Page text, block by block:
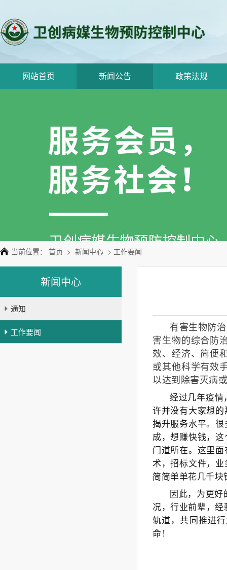
网站首页 新闻公告 政策法规
当前位置： 首页 > 新闻中心 > 工作要闻
新闻中心
通知
工作要闻
有害生物防
害生物的综合防
效、经济、简便
或其他科学有效
以达到除害灭病
经过几年疫情
许并没有大家想
揭升服务水平。
成，想赚快钱，
门道所在。这里面
术，招标文件，
简简单单花几千
因此，为更
况，行业前辈，
轨道，共同推进
命！